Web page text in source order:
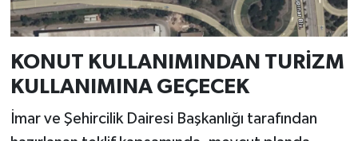
KONUT KULLANIMINDAN TURİZM
KULLANIMINA GEÇECEK
İmar ve Şehircilik Dairesi Başkanlığı tarafından